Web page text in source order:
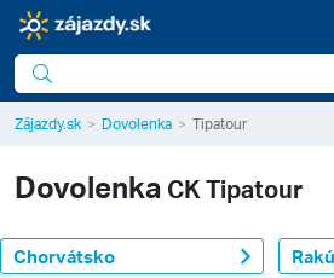
Zájazdy.sk Dovolenka Tipatour
Dovolenka CK Tipatour
Chorvátsko